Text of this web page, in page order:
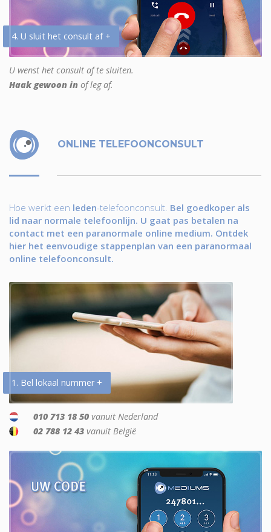
4. U sluit het consult af +
U wenst het consult af te sluiten.
Haak gewoon in of leg af.
ONLINE TELEFOONCONSULT
Hoe werkt een leden-telefoonconsult. Bel goedkoper als
lid naar normale telefoonlijn. U gaat pas betalen na
contact met een paranormale online medium. Ontdek
hier het eenvoudige stappenplan van een paranormaal
online telefoonconsult.
1. Bel lokaal nummer +
010 713 18 50 vanuit Nederland
02 788 12 43 vanuit België